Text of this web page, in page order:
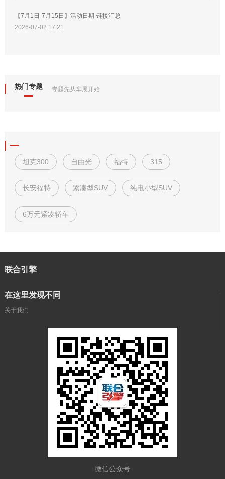
【7月1日-7月15日】活动日期-链接汇总
2026-07-02 17:21
热门专题 专题先从车展开始
坦克300 自由光 福特 315
长安福特 紧凑型SUV 纯电小型SUV
6万元紧凑轿车
联合引擎
在这里发现不同
关于我们
微信公众号